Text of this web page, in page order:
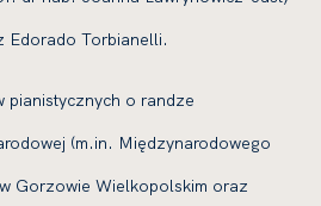
Edorado Torbianelli.
pianistycznych o randze
(m.in. Międzynarodowego
Gorzowie Wielkopolskim oraz